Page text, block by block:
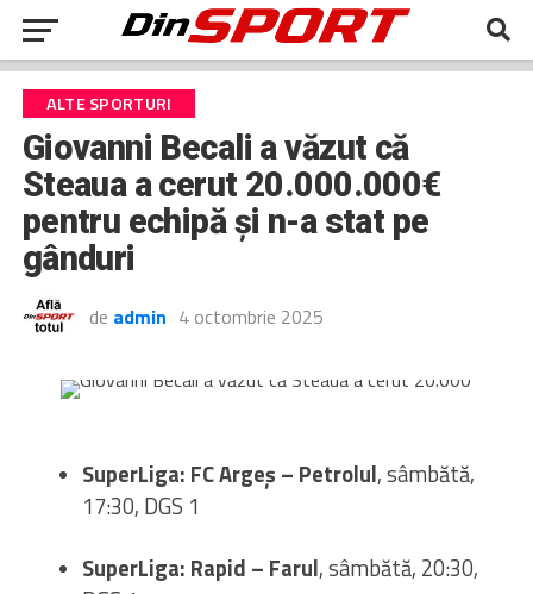
ALTE SPORTURI
Giovanni Becali a văzut că
Steaua a cerut 20.000.000€
pentru echipă și n-a stat pe
gânduri
de admin 4 octombrie 2025
SuperLiga: FC Argeș – Petrolul, sâmbătă,
17:30, DGS 1
SuperLiga: Rapid – Farul, sâmbătă, 20:30,